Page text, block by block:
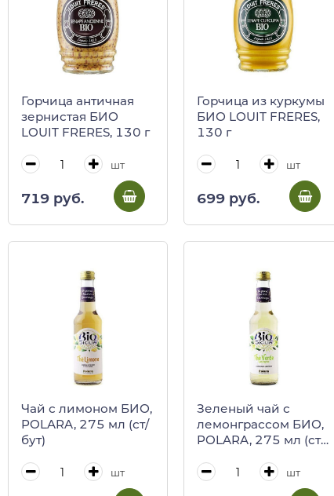
Горчица античная
зернистая БИО
LOUIT FRERES, 130 г
шт
719 руб.
Горчица из куркумы
БИО LOUIT FRERES,
130 г
шт
699 руб.
Чай с лимоном БИО,
POLARA, 275 мл (ст/
бут)
шт
Зеленый чай с
лемонграссом БИО,
POLARA, 275 мл (ст/
шт